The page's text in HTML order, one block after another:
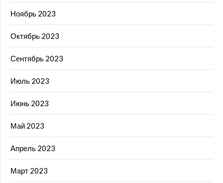
Ноябрь 2023
Октябрь 2023
Сентябрь 2023
Июль 2023
Июнь 2023
Май 2023
Апрель 2023
Март 2023